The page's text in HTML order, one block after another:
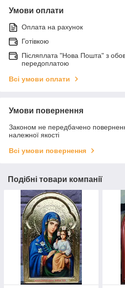
Умови оплати
Оплата на рахунок
Готівкою
Післяплата "Нова Пошта" з
передоплатою
Всі умови оплати
Умови повернення
Законом не передбачено
належної якості
Всі умови повернення
Подібні товари компанії